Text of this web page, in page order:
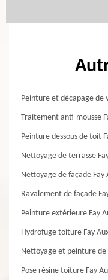
Peinture et décapage de
Traitement anti-mousse
Peinture dessous de toit
Nettoyage de terrasse
Nettoyage de façade Fay
Ravalement de façade
Peinture extérieure Fay
Hydrofuge toiture Fay
Nettoyage et peinture de
Pose résine toiture Fay